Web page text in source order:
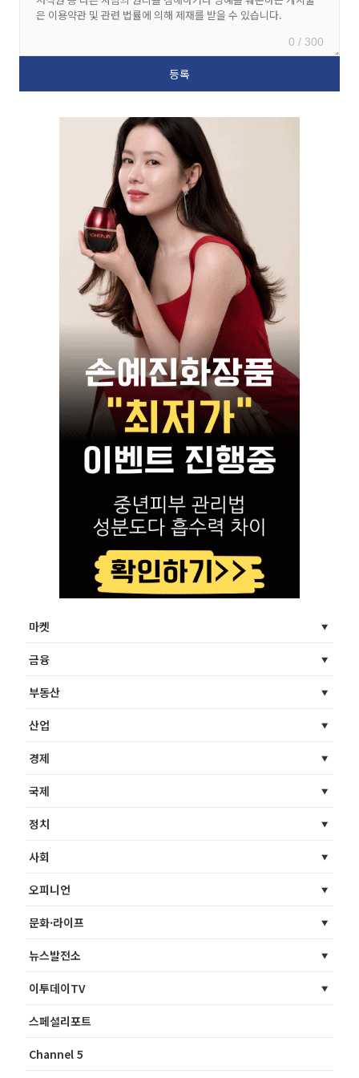
0 / 300
마켓
금융
부동산
산업
경제
국제
정치
사회
오피니언
문화·라이프
뉴스발전소
이투데이TV
스페셜리포트
Channel 5